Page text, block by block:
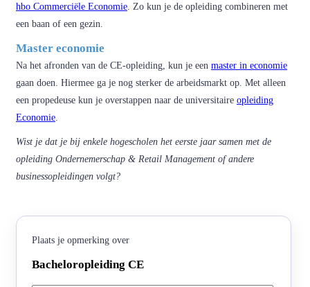
hbo Commerciële Economie. Zo kun je de opleiding combineren met
een baan of een gezin.
Master economie
Na het afronden van de CE-opleiding, kun je een master in economie
gaan doen. Hiermee ga je nog sterker de arbeidsmarkt op. Met alleen
een propedeuse kun je overstappen naar de universitaire opleiding
Economie.
Wist je dat je bij enkele hogescholen het eerste jaar samen met de
opleiding Ondernemerschap & Retail Management of andere
businessopleidingen volgt?
Plaats je opmerking over
Bacheloropleiding CE